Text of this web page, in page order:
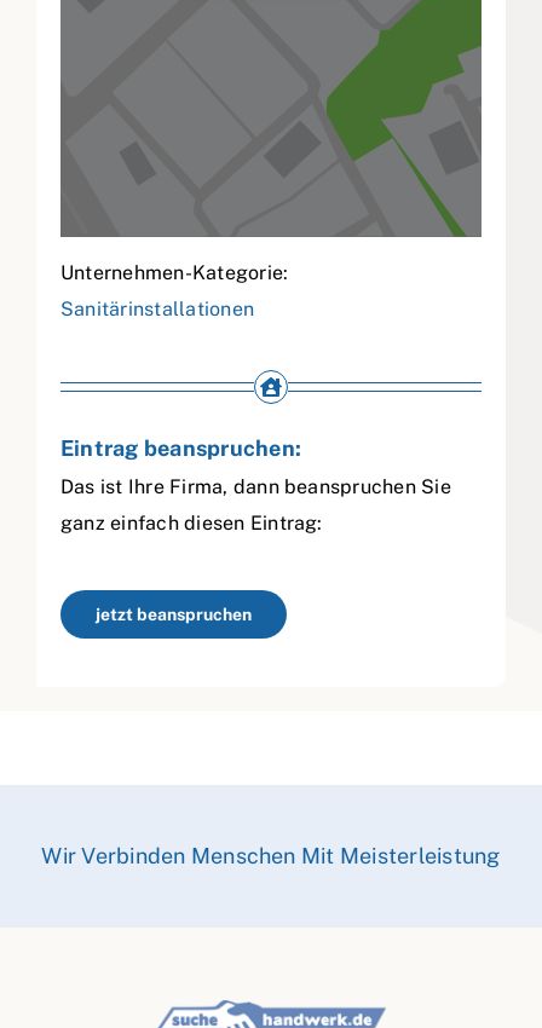
Unternehmen-Kategorie:
Sanitärinstallationen
Eintrag beanspruchen:
Das ist Ihre Firma, dann beanspruchen Sie
ganz einfach diesen Eintrag:
jetzt beanspruchen
Wir Verbinden Menschen Mit Meisterleistung